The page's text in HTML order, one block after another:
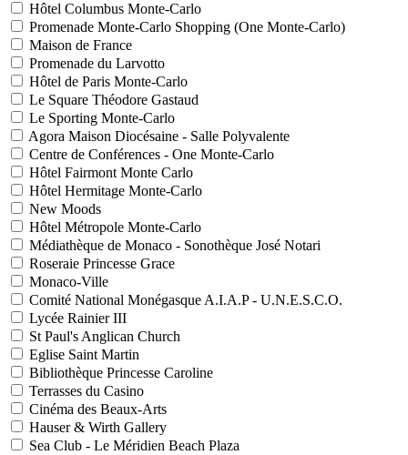
Hôtel Columbus Monte-Carlo
Promenade Monte-Carlo Shopping (One Monte-Carlo)
Maison de France
Promenade du Larvotto
Hôtel de Paris Monte-Carlo
Le Square Théodore Gastaud
Le Sporting Monte-Carlo
Agora Maison Diocésaine - Salle Polyvalente
Centre de Conférences - One Monte-Carlo
Hôtel Fairmont Monte Carlo
Hôtel Hermitage Monte-Carlo
New Moods
Hôtel Métropole Monte-Carlo
Médiathèque de Monaco - Sonothèque José Notari
Roseraie Princesse Grace
Monaco-Ville
Comité National Monégasque A.I.A.P - U.N.E.S.C.O.
Lycée Rainier III
St Paul's Anglican Church
Eglise Saint Martin
Bibliothèque Princesse Caroline
Terrasses du Casino
Cinéma des Beaux-Arts
Hauser & Wirth Gallery
Sea Club - Le Méridien Beach Plaza